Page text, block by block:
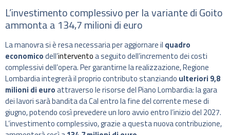
L’investimento complessivo per la variante di Goito
ammonta a 134,7 milioni di euro
La manovra si è resa necessaria per aggiornare il quadro
economicodell’interventoa seguito dell’incremento dei costi
complessivi dell’opera. Per garantirne la realizzazione, Regione
Lombardia integrerà il proprio contributo stanziando ulteriori 9,8
milioni di euroattraverso le risorse del Piano Lombardia: la gara
dei lavori sarà bandita da Cal entro la fine del corrente mese di
giugno, potendo così prevedere un loro avvio entro l’inizio del 2027.
L’investimento complessivo, grazie a questa nuova contribuzione,